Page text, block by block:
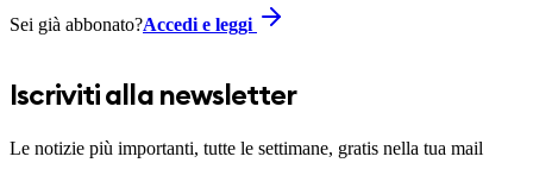
Sei già abbonato?Accedi e leggi
Iscriviti alla newsletter
Le notizie più importanti, tutte le settimane, gratis nella tua mail